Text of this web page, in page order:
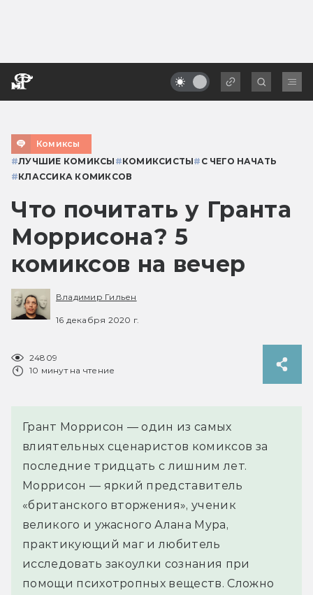
Комиксы
#ЛУЧШИЕ КОМИКСЫ #КОМИКСИСТЫ# С ЧЕГО НАЧАТЬ
#КЛАССИКА КОМИКСОВ
Что почитать у Гранта
Моррисона? 5
комиксов на вечер
Владимир Гильен
16 декабря 2020 г.
24809
10 минут на чтение
Грант Моррисон — один из самых
влиятельных сценаристов комиксов за
последние тридцать с лишним лет.
Моррисон — яркий представитель
«британского вторжения», ученик
великого и ужасного Алана Мура,
практикующий маг и любитель
исследовать закоулки сознания при
помощи психотропных веществ. Сложно